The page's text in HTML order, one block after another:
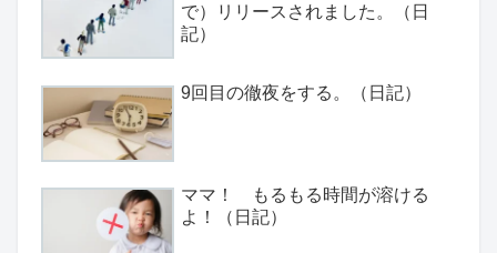
で）リリースされました。（日
記）
9回目の徹夜をする。（日記）
ママ！ もるもる時間が溶ける
よ！（日記）